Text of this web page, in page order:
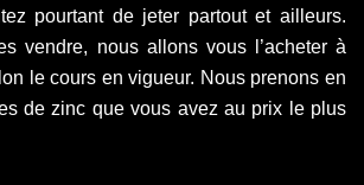
pourtant de jeter partout et ailleurs.
vendre, nous allons vous l’acheter à
le cours en vigueur. Nous prenons en
de zinc que vous avez au prix le plus